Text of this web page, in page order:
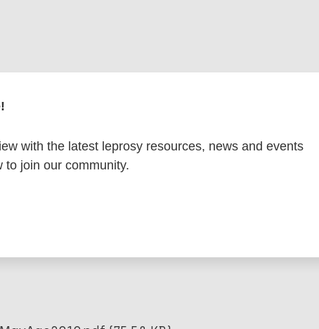
with the latest leprosy resources, news and events
to join our community.